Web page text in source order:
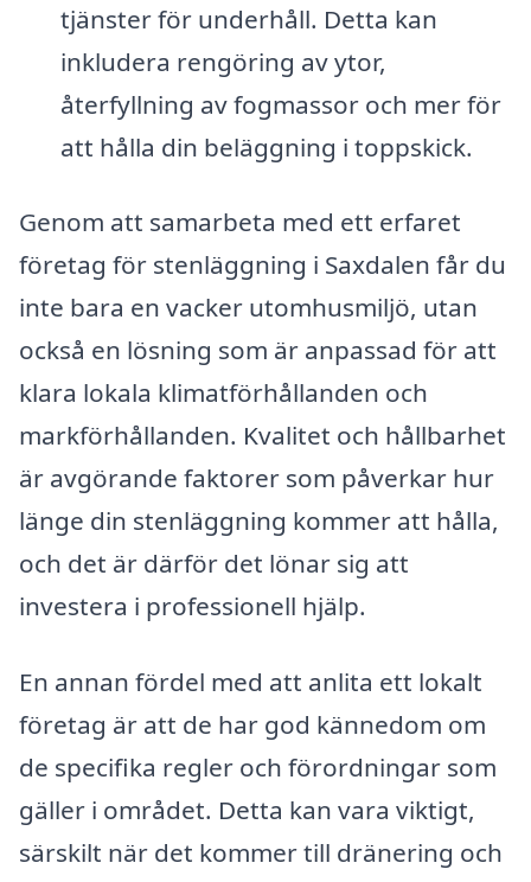
tjänster för underhåll. Detta kan
inkludera rengöring av ytor,
återfyllning av fogmassor och mer för
att hålla din beläggning i toppskick.
Genom att samarbeta med ett erfaret
företag för stenläggning i Saxdalen får du
inte bara en vacker utomhusmiljö, utan
också en lösning som är anpassad för att
klara lokala klimatförhållanden och
markförhållanden. Kvalitet och hållbarhet
är avgörande faktorer som påverkar hur
länge din stenläggning kommer att hålla,
och det är därför det lönar sig att
investera i professionell hjälp.
En annan fördel med att anlita ett lokalt
företag är att de har god kännedom om
de specifika regler och förordningar som
gäller i området. Detta kan vara viktigt,
särskilt när det kommer till dränering och